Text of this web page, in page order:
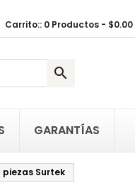
Carrito:: 0 Productos - $0.00

GARANTÍAS
piezas Surtek
×
×
((createText))
×
de deseos.
((loginText))